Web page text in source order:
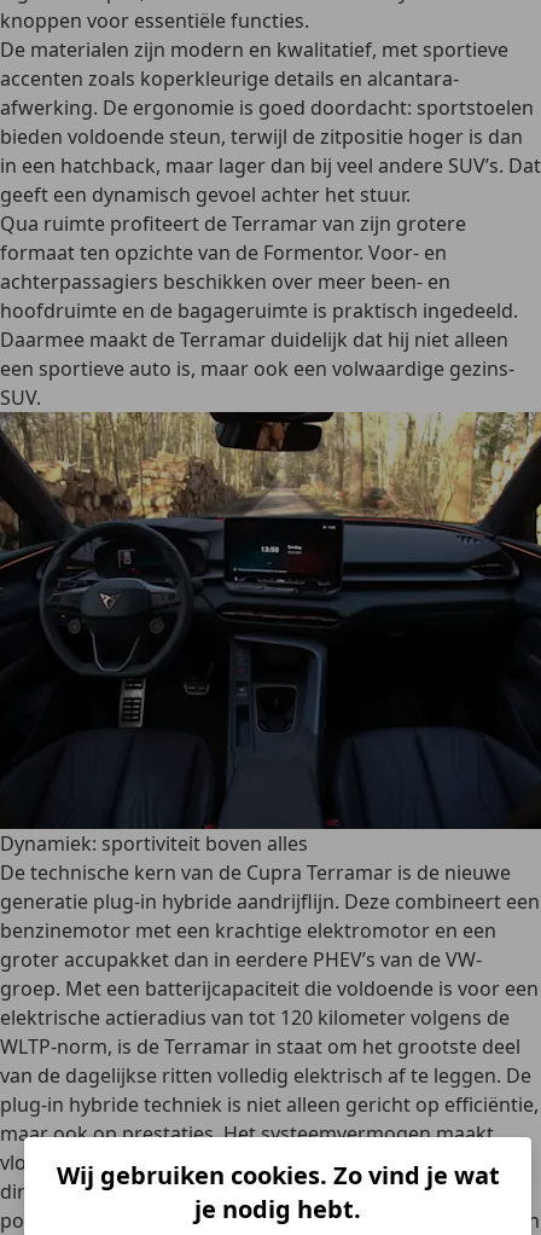
Wij gebruiken cookies. Zo vind je wat
je nodig hebt.
knoppen voor essentiële functies.
De materialen zijn modern en kwalitatief, met sportieve
accenten zoals koperkleurige details en alcantara-
afwerking. De ergonomie is goed doordacht: sportstoelen
bieden voldoende steun, terwijl de zitpositie hoger is dan
in een hatchback, maar lager dan bij veel andere SUV’s. Dat
geeft een dynamisch gevoel achter het stuur.
Qua ruimte profiteert de Terramar van zijn grotere
formaat ten opzichte van de Formentor. Voor- en
achterpassagiers beschikken over meer been- en
hoofdruimte en de bagageruimte is praktisch ingedeeld.
Daarmee maakt de Terramar duidelijk dat hij niet alleen
een sportieve auto is, maar ook een volwaardige gezins-
SUV.
Dynamiek: sportiviteit boven alles
De technische kern van de Cupra Terramar is de nieuwe
generatie plug-in hybride aandrijflijn. Deze combineert een
benzinemotor met een krachtige elektromotor en een
groter accupakket dan in eerdere PHEV’s van de VW-
groep. Met een batterijcapaciteit die voldoende is voor een
elektrische actieradius van tot 120 kilometer volgens de
WLTP-norm, is de Terramar in staat om het grootste deel
van de dagelijkse ritten volledig elektrisch af te leggen. De
plug-in hybride techniek is niet alleen gericht op efficiëntie,
maar ook op prestaties. Het systeemvermogen maakt
vlotte acceleraties
mogelijk en de elektromotor levert
direct koppel voor een soepele respons. Cupra
positioneert de Terramar nadrukkelijk als sportieve SUV en